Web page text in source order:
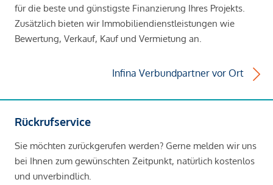
für die beste und günstigste Finanzierung Ihres Projekts.
Zusätzlich bieten wir Immobiliendienstleistungen wie
Bewertung, Verkauf, Kauf und Vermietung an.
Infina Verbundpartner vor Ort
Rückrufservice
Sie möchten zurückgerufen werden? Gerne melden wir uns
bei Ihnen zum gewünschten Zeitpunkt, natürlich kostenlos
und unverbindlich.